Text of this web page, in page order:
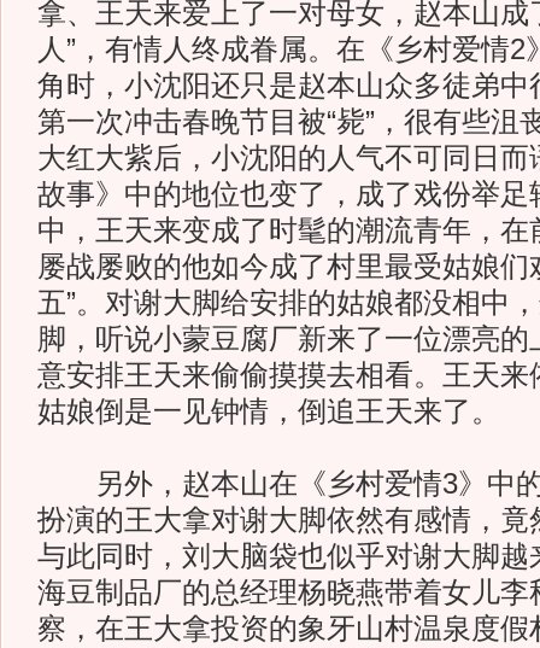
拿、王天来爱上了一对母女，赵本山成
人”，有情人终成眷属。在《乡村爱情2
角时，小沈阳还只是赵本山众多徒弟中
第一次冲击春晚节目被“毙”，很有些沮
大红大紫后，小沈阳的人气不可同日而
故事》中的地位也变了，成了戏份举足
中，王天来变成了时髦的潮流青年，在
屡战屡败的他如今成了村里最受姑娘们
五”。对谢大脚给安排的姑娘都没相中
脚，听说小蒙豆腐厂新来了一位漂亮
意安排王天来偷偷摸摸去相看。王天来
姑娘倒是一见钟情，倒追王天来了。
另外，赵本山在《乡村爱情3》中
扮演的王大拿对谢大脚依然有感情，竟
与此同时，刘大脑袋也似乎对谢大脚
海豆制品厂的总经理杨晓燕带着女儿李
察，在王大拿投资的象牙山村温泉度假